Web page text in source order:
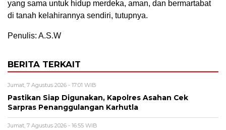
yang sama untuk hidup merdeka, aman, dan bermartabat
di tanah kelahirannya sendiri, tutupnya.
Penulis: A.S.W
BERITA TERKAIT
Jumat, 7 Agustus 2026 - 17:01 WIB
Pastikan Siap Digunakan, Kapolres Asahan Cek
Sarpras Penanggulangan Karhutla
Jumat, 7 Agustus 2026 - 16:55 WIB